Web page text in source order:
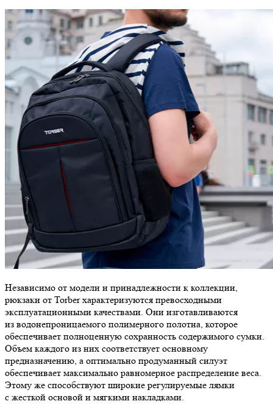
Независимо от модели и принадлежности к коллекции,
рюкзаки от Torber характеризуются превосходными
эксплуатационными качествами. Они изготавливаются
из водонепроницаемого полимерного полотна, которое
обеспечивает полноценную сохранность содержимого сумки.
Объем каждого из них соответствует основному
предназначению, а оптимально продуманный силуэт
обеспечивает максимально равномерное распределение веса.
Этому же способствуют широкие регулируемые лямки
с жесткой основой и мягкими накладками.